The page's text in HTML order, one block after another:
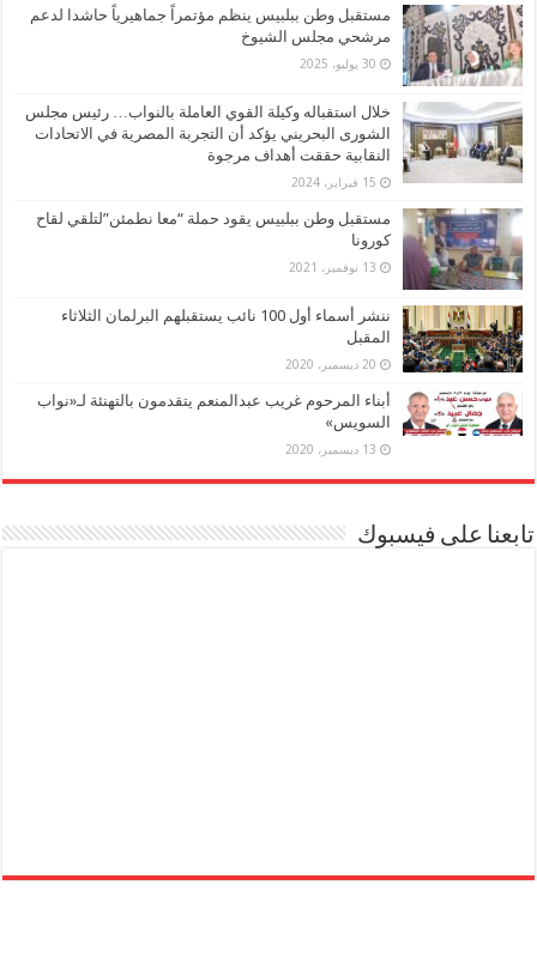
مستقبل وطن ببلبيس ينظم مؤتمراً جماهيرياً حاشدا لدعم
مرشحي مجلس الشيوخ
30 يوليو، 2025
خلال استقباله وكيلة القوي العاملة بالنواب… رئيس مجلس
الشورى البحريني يؤكد أن التجربة المصرية في الاتحادات
النقابية حققت أهداف مرجوة
15 فبراير، 2024
مستقبل وطن ببلبيس يقود حملة “معا نطمئن”لتلقي لقاح
كورونا
13 نوفمبر، 2021
ننشر أسماء أول 100 نائب يستقبلهم البرلمان الثلاثاء
المقبل
20 ديسمبر، 2020
أبناء المرحوم غريب عبدالمنعم يتقدمون بالتهنئة لـ«نواب
السويس»
13 ديسمبر، 2020
تابعنا على فيسبوك